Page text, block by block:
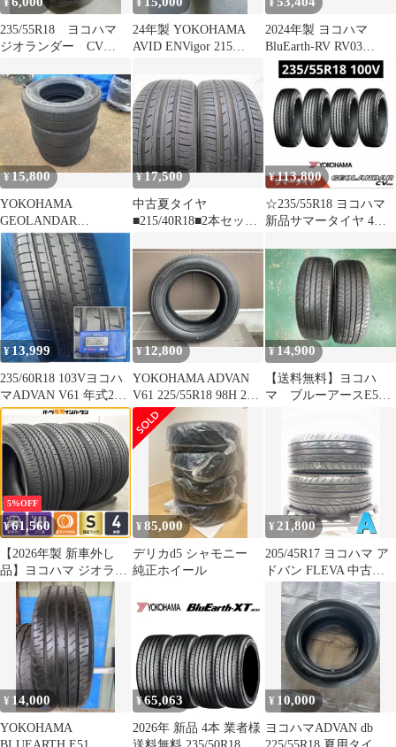
¥
235/55R18 ヨコハマ
ジオランダー CV
¥
24年製 YOKOHAMA
AVID ENVigor 215
¥
2024年製 ヨコハマ
BluEarth-RV RV03
225/50R18 4本
¥15,800
YOKOHAMA
GEOLANDAR
245/70R18 2024年製 バ
リ山
¥17,500
中古夏タイヤ
■215/40R18■2本セット
ウス イスト カローラス
ポーツ 86 セレナ アク
セラ(BL系) インプレッ
¥113,800
☆235/55R18 ヨコハマ
新品サマータイヤ 4本
¥ 13,999
235/60R18 103Vヨコハ
マADVAN V61 年式24
夏1本タイヤのみ
¥12,800
YOKOHAMA ADVAN
V61 225/55R18 98H 25
年製造
¥14,900
【送料無料】ヨコハ
マ ブルーアースE51A
5%OFF
¥61,560
【2026年製 新車外し
品】ヨコハマ ジオラン
ダー SUV G055
225/55R18 4本セット フ
ォレスター クロストレ
ック アウトランダー デ
リカD5
¥85,000
デリカd5 シャモニー
純正ホイール
¥ 21,800
205/45R17 ヨコハマ ア
ドバン FLEVA 中古タ
イヤ サマータイヤ 2本
セット s17260628004
¥ 14,000
YOKOHAMA
¥65,063
2026年 新品 4本 業者様
¥ 10,000
ヨコハマADVAN db